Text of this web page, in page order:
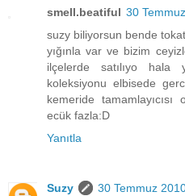
smell.beatiful 30
suzy biliyorsun bende
yığınla var ve bizim
ilçelerde satılıyo hala
koleksiyonu elbisede
kemeride
ecük fazla:D
Yanıtla
Suzy
30 Temmuz